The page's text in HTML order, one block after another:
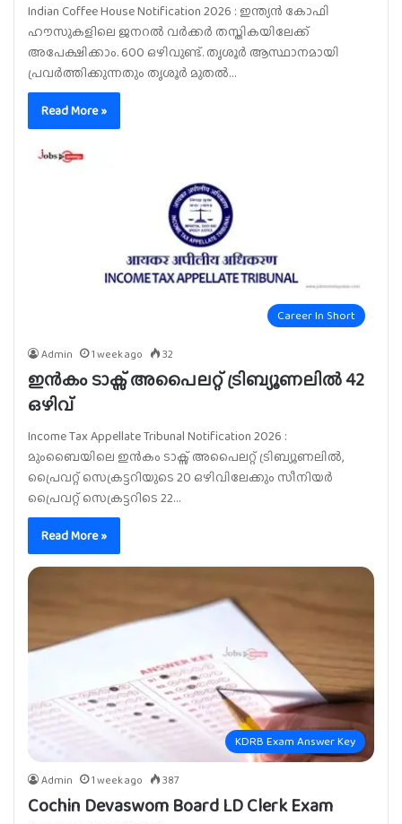
Indian Coffee House Notification 2026 : ഇന്ത്യൻ കോഫി
ഹൗസുകളിലെ ജനറൽ വർക്കർ തസ്തികയിലേക്ക്
അപേക്ഷിക്കാം. 600 ഒഴിവുണ്ട്. തൃശൂർ ആസ്ഥാനമായി
പ്രവർത്തിക്കുന്നതും തൃശൂർ മുതൽ…
Read More »
Career In Short
Admin 1 week ago 32
ഇൻകം ടാക്സ് അപൈലറ്റ് ട്രിബ്യൂണലിൽ 42
ഒഴിവ്
Income Tax Appellate Tribunal Notification 2026 :
മുംബൈയിലെ ഇൻകം ടാക്സ് അപൈലറ്റ് ട്രിബ്യൂണലിൽ,
പ്രൈവറ്റ് സെക്രട്ടറിയുടെ 20 ഒഴിവിലേക്കും സീനിയർ
പ്രൈവറ്റ് സെക്രട്ടറിടെ 22…
Read More »
KDRB Exam Answer Key
Admin 1 week ago 387
Cochin Devaswom Board LD Clerk Exam